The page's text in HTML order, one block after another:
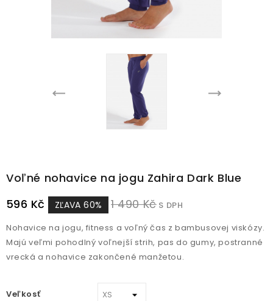
Voľné nohavice na jogu Zahira Dark Blue
596 Kč
ZĽAVA 60% 1 490 Kč S DPH
Nohavice na jogu, fitness a voľný čas z bambusovej viskózy.
Majú veľmi pohodlný voľnejší strih, pas do gumy, postranné
vrecká a nohavice zakončené manžetou.
Veľkosť